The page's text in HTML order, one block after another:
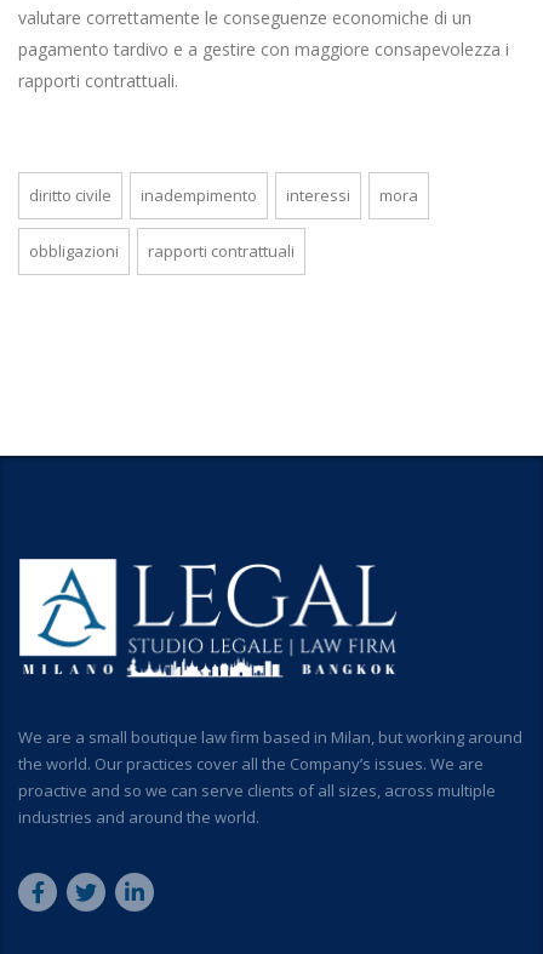
valutare correttamente le conseguenze economiche di un
pagamento tardivo e a gestire con maggiore consapevolezza i
rapporti contrattuali.
diritto civile inadempimento interessi mora
obbligazioni rapporti contrattuali
We are a small boutique law firm based in Milan, but working around
the world. Our practices cover all the Company’s issues. We are
proactive and so we can serve clients of all sizes, across multiple
industries and around the world.